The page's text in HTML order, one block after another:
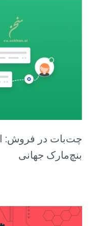
چت‌بات در فروش:
بنچ‌مارک جهانی